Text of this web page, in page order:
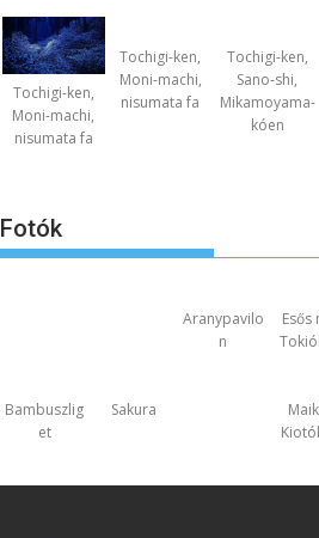
Tochigi-ken,
Moni-machi,
nisumata fa
Tochigi-ken,
Moni-machi,
nisumata fa
Tochigi-ken,
Sano-shi,
Mikamoyama-
kóen
Fotók
Aranypavilo
n
Esős
Bambuszlig
et
Sakura